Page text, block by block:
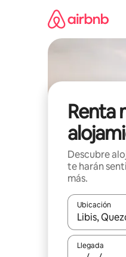
Renta
Descubre
te harán
más.
Ubicación
Cuando los
Llegada